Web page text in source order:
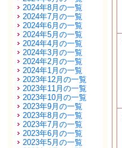
2024年8月の一覧
2024年7月の一覧
2024年6月の一覧
2024年5月の一覧
2024年4月の一覧
2024年3月の一覧
2024年2月の一覧
2024年1月の一覧
2023年12月の一覧
2023年11月の一覧
2023年10月の一覧
2023年9月の一覧
2023年8月の一覧
2023年7月の一覧
2023年6月の一覧
2023年5月の一覧